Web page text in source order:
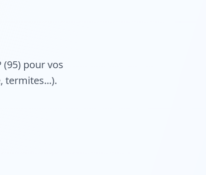
pour vos
termites...).